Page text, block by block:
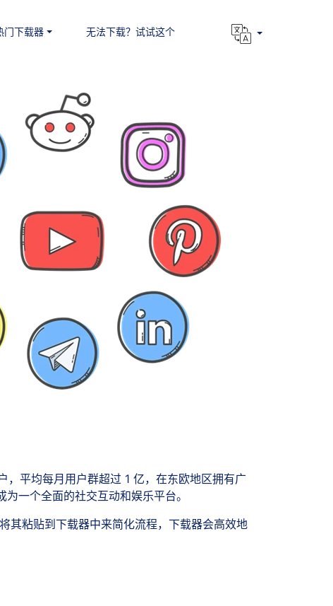
门下载器 无法下载？试试这个
平均每月用户群超过 1 亿，在东欧地区拥有广
一个全面的社交互动和娱乐平台。
其粘贴到下载器中来简化流程，下载器会高效地